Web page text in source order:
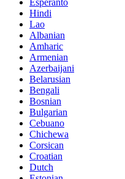
Esperanto
Hindi
Lao
Albanian
Amharic
Armenian
Azerbaijani
Belarusian
Bengali
Bosnian
Bulgarian
Cebuano
Chichewa
Corsican
Croatian
Dutch